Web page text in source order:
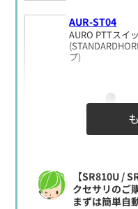
AUR-ST04
AURO PTTスイ
プ)
【SR810U /
クセサリのご
まずは簡単自